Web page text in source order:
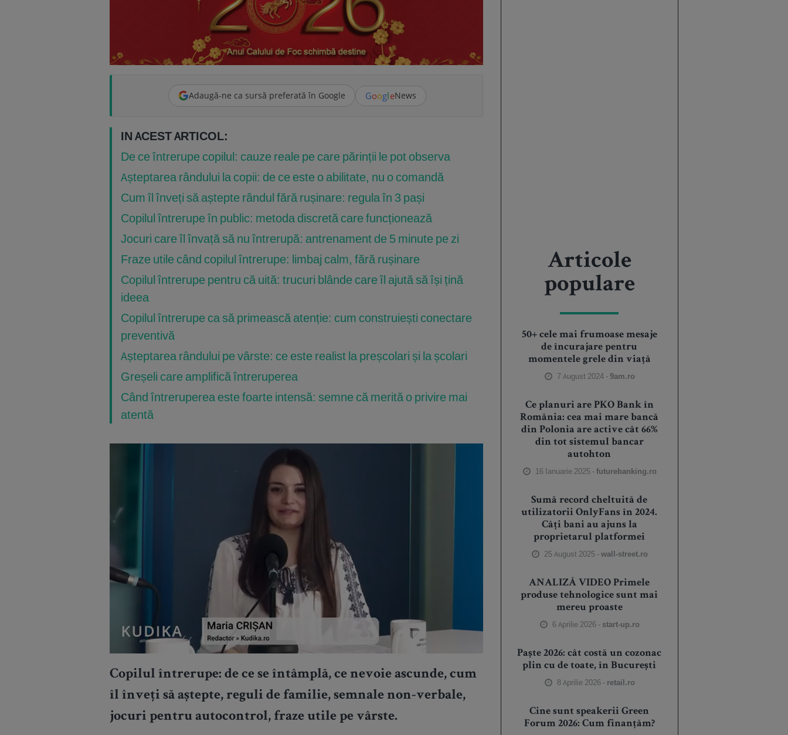
Adaugă-ne ca sursă preferată în Google GoogleNews
IN ACEST ARTICOL:
De ce întrerupe copilul: cauze reale pe care părinții le pot observa
Așteptarea rândului la copii: de ce este o abilitate, nu o comandă
Cum îl înveți să aștepte rândul fără rușinare: regula în 3 pași
Copilul întrerupe în public: metoda discretă care funcționează
Jocuri care îl învață să nu întrerupă: antrenament de 5 minute pe zi
Fraze utile când copilul întrerupe: limbaj calm, fără rușinare
Copilul întrerupe pentru că uită: trucuri blânde care îl ajută să își țină
ideea
Copilul întrerupe ca să primească atenție: cum construiești conectare
preventivă
Așteptarea rândului pe vârste: ce este realist la preșcolari și la școlari
Greșeli care amplifică întreruperea
Când întreruperea este foarte intensă: semne că merită o privire mai
atentă
Copilul întrerupe: de ce se întâmplă, ce nevoie ascunde, cum
îl înveți să aștepte, reguli de familie, semnale non-verbale,
jocuri pentru autocontrol, fraze utile pe vârste.
Articole
populare
50+ cele mai frumoase mesaje
de încurajare pentru
momentele grele din viață
7 August 2024 -9am.ro
Ce planuri are PKO Bank în
România: cea mai mare bancă
din Polonia are active cât 66%
din tot sistemul bancar
autohton
16 Ianuarie 2025 -futurebanking.ro
Sumă record cheltuită de
utilizatorii OnlyFans în 2024.
Câți bani au ajuns la
proprietarul platformei
25 August 2025 -wall-street.ro
ANALIZĂ VIDEO Primele
produse tehnologice sunt mai
mereu proaste
6 Aprilie 2026 - start-up.ro
Paște 2026: cât costă un cozonac
plin cu de toate, în București
8 Aprilie 2026 - retail.ro
Cine sunt speakerii Green
Forum 2026: Cum finanțăm?